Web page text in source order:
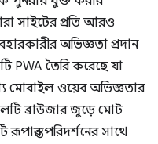
সাইটের প্রতি আরও
অভিজ্ঞতা প্রদান
PWA তৈরি করেছে যা
মোবাইল ওয়েব অভিজ্ঞতার
ব্রাউজার জুড়ে মোট
পরিদর্শনের সাথে